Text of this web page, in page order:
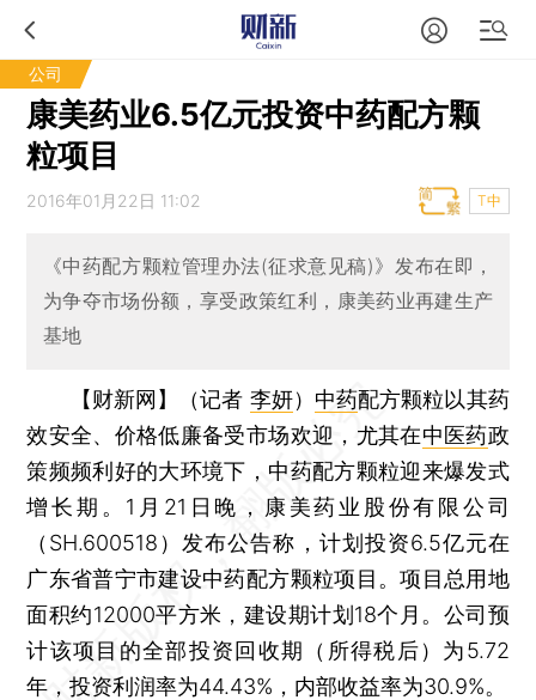
公司
康美药业6.5亿元投资中药配方颗
粒项目
2016年01月22日 11:02 T中
《中药配方颗粒管理办法(征求意见稿)》发布在即，
为争夺市场份额，享受政策红利，康美药业再建生产
基地
【财新网】（记者 李妍） 中药配方颗粒以其药
效安全、价格低廉备受市场欢迎，尤其在中医药政
策频频利好的大环境下，中药配方颗粒迎来爆发式
增长期。1月21日晚，康美药业股份有限公司
（SH.600518）发布公告称，计划投资6.5亿元在
广东省普宁市建设中药配方颗粒项目。项目总用地
面积约12000平方米，建设期计划18个月。公司预
计该项目的全部投资回收期（所得税后）为5.72
年，投资利润率为44.43%，内部收益率为30.9%。